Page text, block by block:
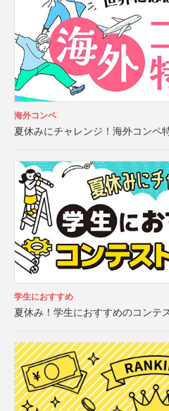
海外コンペ
夏休みにチャレンジ！海外コンペ
学生におすすめ
夏休み！学生におすすめのコンテ